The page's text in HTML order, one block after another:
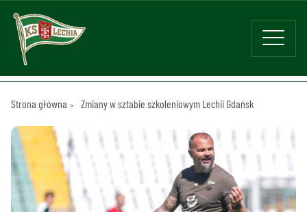
Strona główna Zmiany w sztabie szkoleniowym Lechii Gdańsk